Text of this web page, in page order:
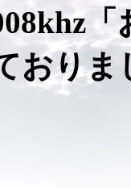
おりま